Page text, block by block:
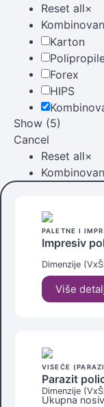
Reset all×
Karton
Forex
HIPS
Show (5)
Cancel
Reset all×
PALETNE I
Impresiv
Dimenzije
Više
VISEĆE
Parazit
Dimenzije
Ukupna